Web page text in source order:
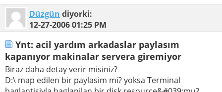
Düzgün diyorki:
12-27-200601:25 PM
Ynt: acil yardım arkadaslar paylasım
kapanıyor makinalar servera giremiyor
Biraz daha detay verir misiniz?
D:\ map edilen bir paylasim mi? yoksa Terminal